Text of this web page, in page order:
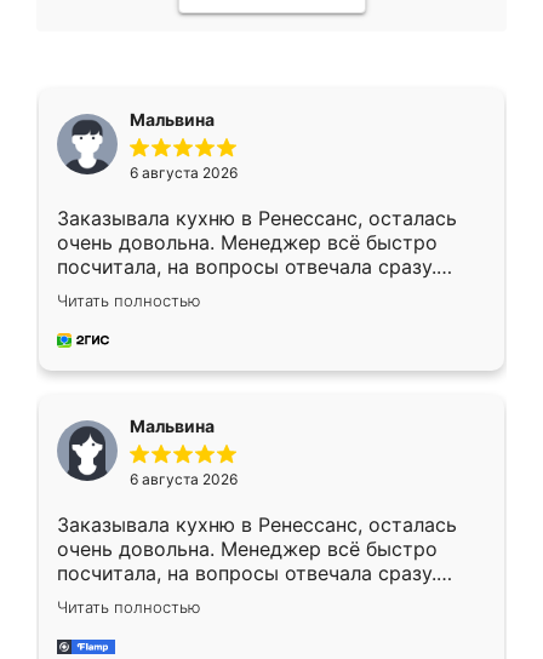
Мальвина
6 августа 2026
Заказывала кухню в Ренессанс, осталась
очень довольна. Менеджер всё быстро
посчитала, на вопросы отвечала сразу.
Замерщик приехал в субботу, подошёл к
делу со всей ответственностью. Собрали
за день, ребята работали аккуратно, даже
Читать полностью
Мальвина
6 августа 2026
Заказывала кухню в Ренессанс, осталась
очень довольна. Менеджер всё быстро
посчитала, на вопросы отвечала сразу.
Замерщик приехал в субботу, подошёл к
делу со всей ответственностью. Собрали
за день, ребята работали аккуратно, даже
Читать полностью